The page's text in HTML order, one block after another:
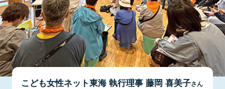
こども女性ネット東海 執行理事 藤岡 喜美子さん